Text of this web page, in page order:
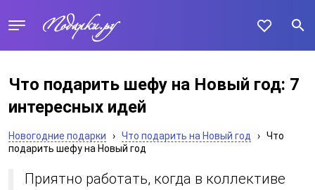
Что подарить шефу на Новый год: 7
интересных идей
Новогодние подарки › Что подарить на Новый год › Что
подарить шефу на Новый год
Приятно работать, когда в коллективе